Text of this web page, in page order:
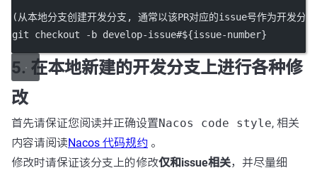
(从本地分支创建开发分支, 通常以该PR对应的issue号作为开发分
git checkout -b develop-issue#${issue-number}
5. 在本地新建的开发分支上进行各种修
改
首先请保证您阅读并正确设置Nacos code style, 相关
内容请阅读Nacos 代码规约 。
修改时请保证该分支上的修改仅和issue相关，并尽量细